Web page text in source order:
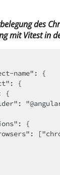
des
mit Vitest in
name": {